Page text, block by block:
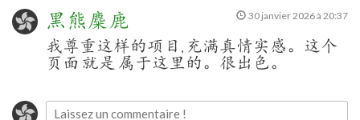
黑熊麋鹿 30 janvier 2026 à 20:37
我尊重这样的项目 , 充满真情实感。这个
页面 就是 属于这里的。很出色。